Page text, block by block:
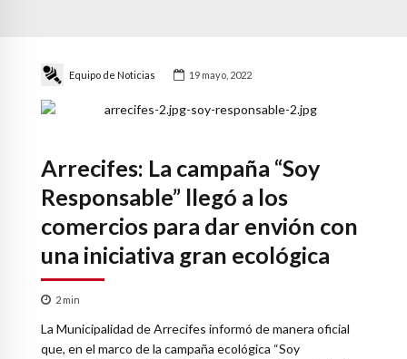
Equipo de Noticias 19 mayo, 2022
Arrecifes: La campaña “Soy
Responsable” llegó a los
comercios para dar envión con
una iniciativa gran ecológica
2 min
La Municipalidad de Arrecifes informó de manera oficial
que, en el marco de la campaña ecológica “Soy